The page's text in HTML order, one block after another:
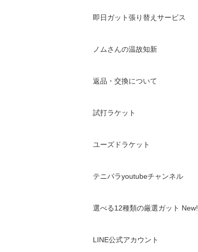
即日ガット張り替えサービス
ノムさんの温故知新
返品・交換について
試打ラケット
ユーズドラケット
テニパラyoutubeチャンネル
選べる12種類の厳選ガット New!
LINE公式アカウント